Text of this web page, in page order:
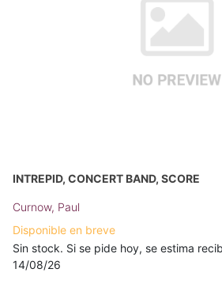
INTREPID, CONCERT BAND, SCORE
Curnow, Paul
Disponible en breve
Sin stock. Si se pide hoy, se estima
14/08/26